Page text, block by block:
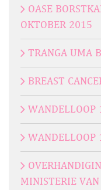
OASE
OKTOBER 2015
TRANGA UMA
BREAST
WANDELLOOP
WANDELLOOP
MINISTERIE